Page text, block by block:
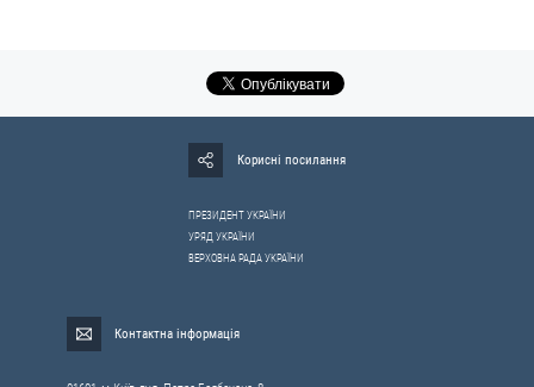
Корисні посилання
ПРЕЗИДЕНТ УКРАЇНИ
УРЯД УКРАЇНИ
ВЕРХОВНА РАДА УКРАЇНИ
Контактна інформація